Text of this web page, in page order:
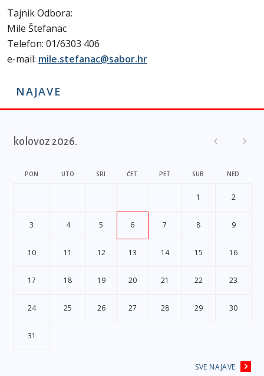
Tajnik Odbora:
Mile Štefanac
Telefon: 01/6303 406
e-mail: mile.stefanac@sabor.hr
NAJAVE
kolovoz 2026.
PON UTO SRI ČET PET SUB NED
1 2
3 4 5 6 7 8 9
10 11 12 13 14 15 16
17 18 19 20 21 22 23
24 25 26 27 28 29 30
31
SVE NAJAVE